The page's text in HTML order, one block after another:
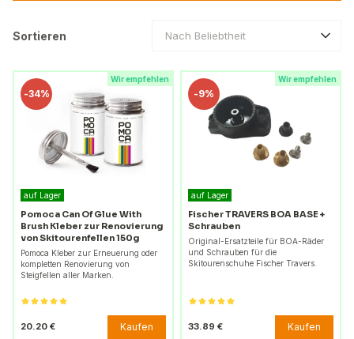
Sortieren Nach Beliebtheit
Wir empfehlen
-34%
auf Lager
Pomoca Can Of Glue With
Brush Kleber zur Renovierung
von Skitourenfellen 150g
Pomoca Kleber zur Erneuerung oder
kompletten Renovierung von
Steigfellen aller Marken.
20.20 € Kaufen
Wir empfehlen
-9%
auf Lager
Fischer TRAVERS BOA BASE +
Schrauben
Original-Ersatzteile für BOA-Räder
und Schrauben für die
Skitourenschuhe Fischer Travers.
33.89 € Kaufen